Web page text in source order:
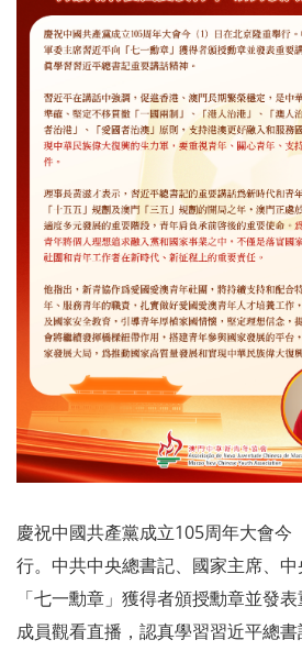
慶祝中國共產黨成立105周年大會今
行。中共中央總書記、國家主席、
「七一勳章」獲得者頒授勳章並發
成員觀看直播，認真學習習近平總書